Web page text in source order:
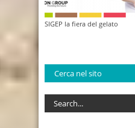
SIGEP la fiera del gelato
Cerca nel sito